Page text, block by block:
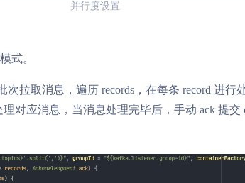
并行度设置
式。
次拉取消息，遍历 records，在每条 record 进行
对应消息，当消息处理完毕后，手动 ack 提交